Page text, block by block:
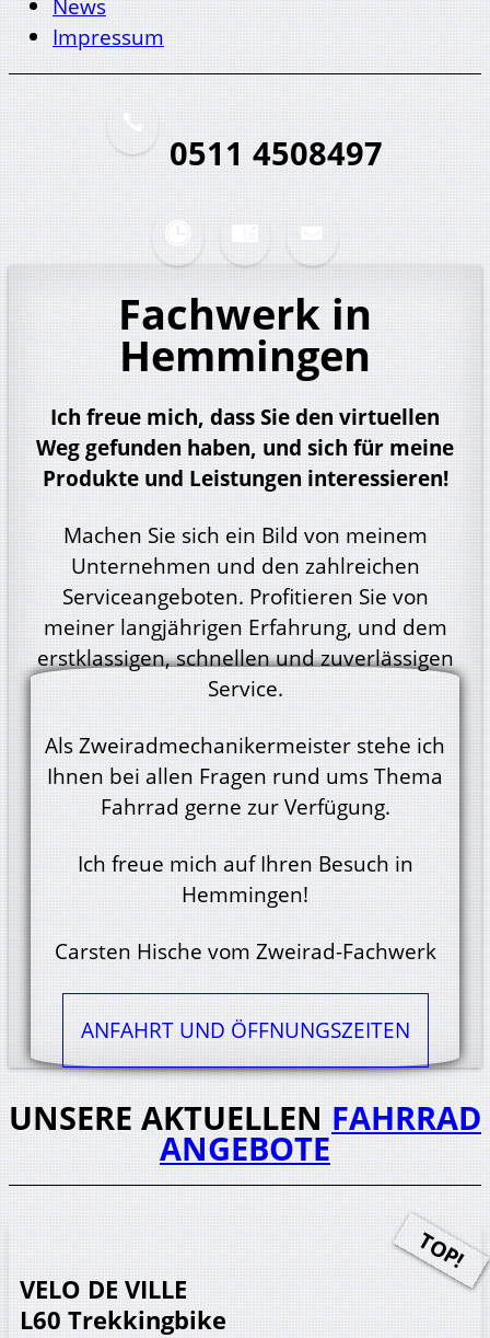
News
Impressum
0511 4508497
Fachwerk in
Hemmingen
Ich freue mich, dass Sie den virtuellen
Weg gefunden haben, und sich für meine
Produkte und Leistungen interessieren!
Machen Sie sich ein Bild von meinem
Unternehmen und den zahlreichen
Serviceangeboten. Profitieren Sie von
meiner langjährigen Erfahrung, und dem
erstklassigen, schnellen und zuverlässigen
Service.
Als Zweiradmechanikermeister stehe ich
Ihnen bei allen Fragen rund ums Thema
Fahrrad gerne zur Verfügung.
Ich freue mich auf Ihren Besuch in
Hemmingen!
Carsten Hische vom Zweirad-Fachwerk
ANFAHRT UND ÖFFNUNGS­ZEITEN
UNSERE AKTUELLEN FAHRRAD
ANGEBOTE
VELO DE VILLE
L60 Trekkingbike